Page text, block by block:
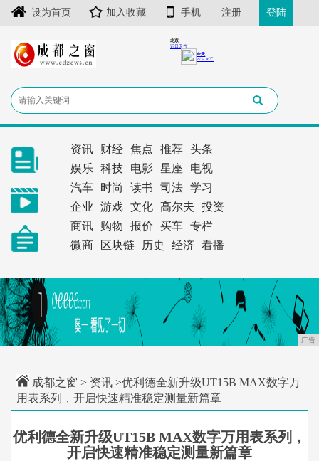
设为首页 加入收藏 手机 注册 登陆
资讯 财经 焦点 推荐
头条
娱乐
科技 电影 星座
电视
汽车
时尚 读书 司法
学习
企业
游戏 文化 高尔夫
投资
商讯
购物 报价 买车
专栏
微商
区块链 历史 经济 看播
广告
成都之窗 > 资讯 >优利德全新升级UT15B MAX数字万
用表系列，开启快速精准稳定测量新篇章
优利德全新升级UT15B MAX数字万用表系列，
开启快速精准稳定测量新篇章